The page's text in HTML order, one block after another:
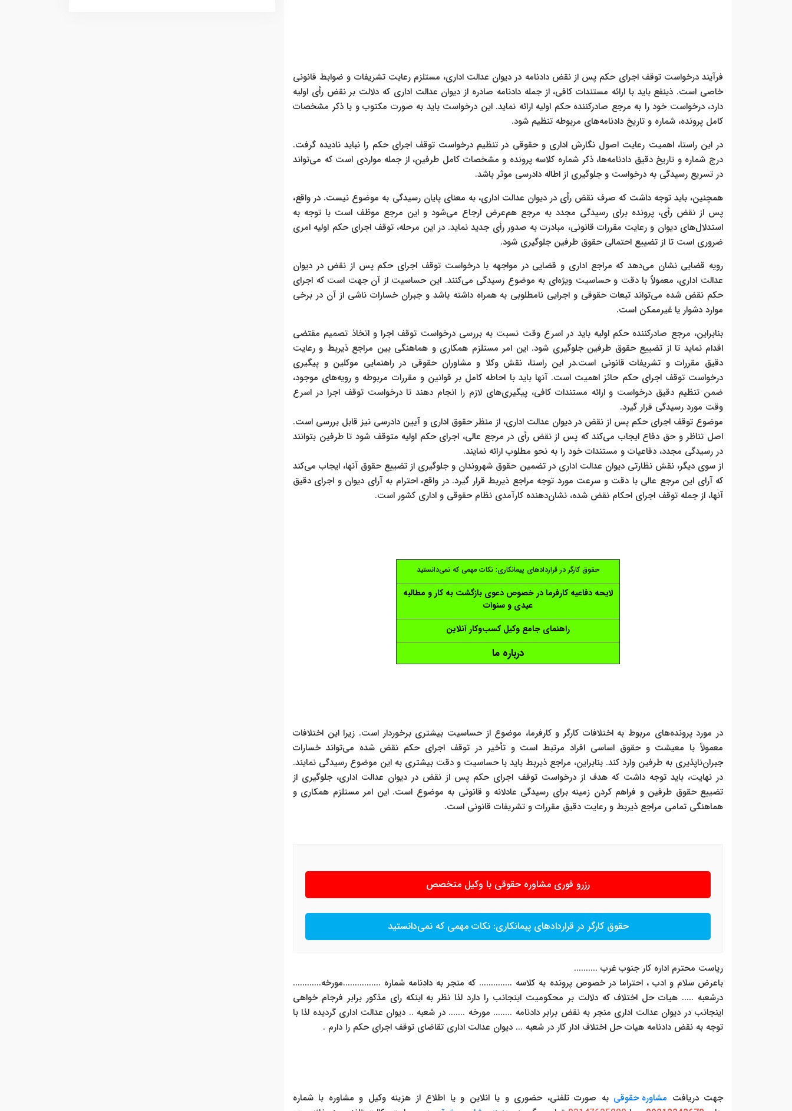
فرآیند درخواست توقف اجرای حکم پس از نقض دادنامه در دیوان عدالت اداری، مستلزم رعایت تشریفات و ضوابط قانونی
خاصی است. ذینفع باید با ارائه مستندات کافی، از جمله دادنامه صادره از دیوان عدالت اداری که دلالت بر نقض رأی اولیه
دارد، درخواست خود را به مرجع صادرکننده حکم اولیه ارائه نماید. این درخواست باید به صورت مکتوب و با ذکر مشخصات
کامل پرونده، شماره و تاریخ دادنامه‌های مربوطه تنظیم شود.
در این راستا، اهمیت رعایت اصول نگارش اداری و حقوقی در تنظیم درخواست توقف اجرای حکم را نباید نادیده گرفت.
درج شماره و تاریخ دقیق دادنامه‌ها، ذکر شماره کلاسه پرونده و مشخصات کامل طرفین، از جمله مواردی است که می‌تواند
در تسریع رسیدگی به درخواست و جلوگیری از اطاله دادرسی موثر باشد.
همچنین، باید توجه داشت که صرف نقض رأی در دیوان عدالت اداری، به معنای پایان رسیدگی به موضوع نیست. در واقع،
پس از نقض رأی، پرونده برای رسیدگی مجدد به مرجع هم‌عرض ارجاع می‌شود و این مرجع موظف است با توجه به
استدلال‌های دیوان و رعایت مقررات قانونی، مبادرت به صدور رأی جدید نماید. در این مرحله، توقف اجرای حکم اولیه امری
ضروری است تا از تضییع احتمالی حقوق طرفین جلوگیری شود.
رویه قضایی نشان می‌دهد که مراجع اداری و قضایی در مواجهه با درخواست توقف اجرای حکم پس از نقض در دیوان
عدالت اداری، معمولاً با دقت و حساسیت ویژه‌ای به موضوع رسیدگی می‌کنند. این حساسیت از آن جهت است که اجرای
حکم نقض شده می‌تواند تبعات حقوقی و اجرایی نامطلوبی به همراه داشته باشد و جبران خسارات ناشی از آن در برخی
موارد دشوار یا غیرممکن است.
بنابراین، مرجع صادرکننده حکم اولیه باید در اسرع وقت نسبت به بررسی درخواست توقف اجرا و اتخاذ تصمیم مقتضی
اقدام نماید تا از تضییع حقوق طرفین جلوگیری شود. این امر مستلزم همکاری و هماهنگی بین مراجع ذیربط و رعایت
دقیق مقررات و تشریفات قانونی است.در این راستا، نقش وکلا و مشاوران حقوقی در راهنمایی موکلین و پیگیری
درخواست توقف اجرای حکم حائز اهمیت است. آنها باید با احاطه کامل بر قوانین و مقررات مربوطه و رویه‌های موجود،
ضمن تنظیم دقیق درخواست و ارائه مستندات کافی، پیگیری‌های لازم را انجام دهند تا درخواست توقف اجرا در اسرع
وقت مورد رسیدگی قرار گیرد.
موضوع توقف اجرای حکم پس از نقض در دیوان عدالت اداری، از منظر حقوق اداری و آیین دادرسی نیز قابل بررسی است.
اصل تناظر و حق دفاع ایجاب می‌کند که پس از نقض رأی در مرجع عالی، اجرای حکم اولیه متوقف شود تا طرفین بتوانند
در رسیدگی مجدد، دفاعیات و مستندات خود را به نحو مطلوب ارائه نمایند.
از سوی دیگر، نقش نظارتی دیوان عدالت اداری در تضمین حقوق شهروندان و جلوگیری از تضییع حقوق آنها، ایجاب می‌کند
که آرای این مرجع عالی با دقت و سرعت مورد توجه مراجع ذیربط قرار گیرد. در واقع، احترام به آرای دیوان و اجرای دقیق
آنها، از جمله توقف اجرای احکام نقض شده، نشان‌دهنده کارآمدی نظام حقوقی و اداری کشور است.
حقوق کارگر در قراردادهای پیمانکاری: نکات مهمی که نمی‌دانستید
لایحه دفاعیه کارفرما در خصوص دعوی بازگشت به کار و مطالبه
عیدی و سنوات
راهنمای جامع وکیل کسب‌وکار آنلاین
درباره ما
در مورد پرونده‌های مربوط به اختلافات کارگر و کارفرما، موضوع از حساسیت بیشتری برخوردار است. زیرا این اختلافات
معمولاً با معیشت و حقوق اساسی افراد مرتبط است و تأخیر در توقف اجرای حکم نقض شده می‌تواند خسارات
جبران‌ناپذیری به طرفین وارد کند. بنابراین، مراجع ذیربط باید با حساسیت و دقت بیشتری به این موضوع رسیدگی نمایند.
در نهایت، باید توجه داشت که هدف از درخواست توقف اجرای حکم پس از نقض در دیوان عدالت اداری، جلوگیری از
تضییع حقوق طرفین و فراهم کردن زمینه برای رسیدگی عادلانه و قانونی به موضوع است. این امر مستلزم همکاری و
هماهنگی تمامی مراجع ذیربط و رعایت دقیق مقررات و تشریفات قانونی است.
رزرو فوری مشاوره حقوقی با وکیل متخصص
حقوق کارگر در قراردادهای پیمانکاری: نکات مهمی که نمی‌دانستید
ریاست محترم اداره کار جنوب غرب ..........
باعرض سلام و ادب ، احتراما در خصوص پرونده به کلاسه .............. که منجر به دادنامه شماره ................مورخه............
درشعبه ..... هیات حل اختلاف که دلالت بر محکومیت اینجانب را دارد لذا نظر به اینکه رای مذکور برابر فرجام خواهی
اینجانب در دیوان عدالت اداری منجر به نقض برابر دادنامه ........ مورخه ....... در شعبه .. دیوان عدالت اداری گردیده لذا با
توجه به نقض دادنامه هیات حل اختلاف ادار کار در شعبه ... دیوان عدالت اداری تقاضای توقف اجرای حکم را دارم .
جهت دریافت مشاوره حقوقی به صورت تلفنی، حضوری و یا انلاین و یا اطلاع از هزینه وکیل و مشاوره با شماره